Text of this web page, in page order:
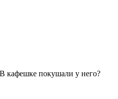
кафешке покушали у него?